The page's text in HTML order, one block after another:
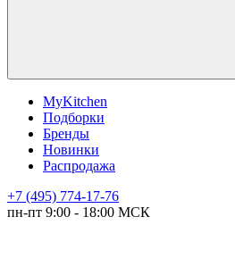
MyKitchen
Подборки
Бренды
Новинки
Распродажа
+7 (495) 774-17-76
пн-пт 9:00 - 18:00 МСК